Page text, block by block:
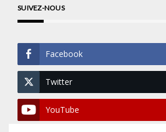
SUIVEZ-NOUS
Facebook
Twitter
YouTube